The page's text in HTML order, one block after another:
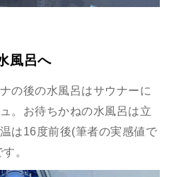
風呂へ
の後の水風呂はサウナーに
。お待ちかねの水風呂は立
は16度前後(筆者の実感値で
。